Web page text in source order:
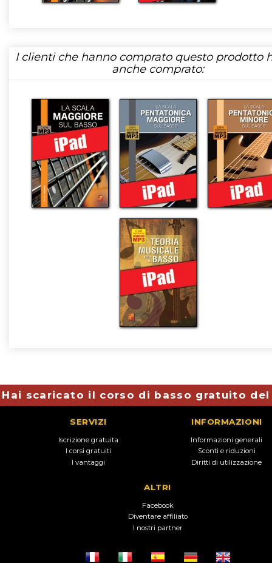
I clienti che hanno comprato questo prodotto
anche comprato:
Hai scaricato il corso di basso gratuito del
SERVIZI
Iscrizione gratuita
I corsi gratuiti
I vantaggi
INFORMAZIONI
Informazioni generali
Sconti e riduzioni
Diritti di utilizzazione
ALTRI
Facebook
Diventare affiliato
I nostri partner